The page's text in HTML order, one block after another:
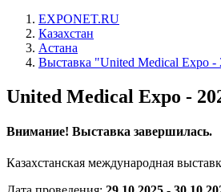
EXPONET.RU
Казахстан
Астана
Выставка "United Medical Expo -
United Medical Expo -
Внимание! Выставка завершилась.
Казахстанская международная